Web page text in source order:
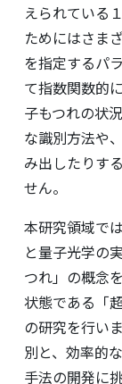
えられている
ためにはさま
を指定するパ
て指数関数的
子もつれの状
な識別方法や
み出したりす
せん。
本研究領域で
と量子光学の
つれ」の概念
状態である「
の研究を行い
別と、効率的
手法の開発に